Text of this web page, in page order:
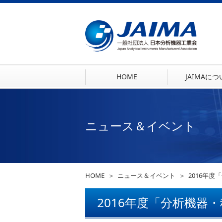
HOME JAIMAにつ
ニュース＆イベント
HOME ニュース＆イベント 2016年度
2016年度「分析機器